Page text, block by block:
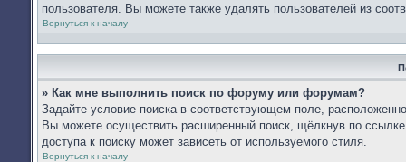
пользователя. Вы можете также удалять пользователей из
Вернуться к началу
» Как мне выполнить поиск по форуму или форумам?
Задайте условие поиска в соответствующем поле,
Вы можете осуществить расширенный поиск, щёлкнув по
доступа к поиску может зависеть от используемого стиля.
Вернуться к началу